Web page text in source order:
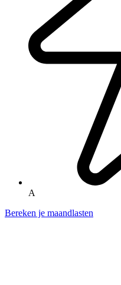
A
Bereken je maandlasten